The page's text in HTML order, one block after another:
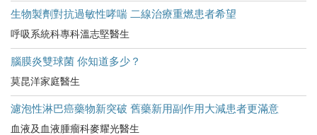
生物製劑對抗過敏性哮喘 二線治療重燃患者希望
呼吸系統科專科溫志堅醫生
腦膜炎雙球菌 你知道多少？
莫昆洋家庭醫生
濾泡性淋巴癌藥物新突破 舊藥新用副作用大減患者更滿意
血液及血液腫瘤科麥耀光醫生